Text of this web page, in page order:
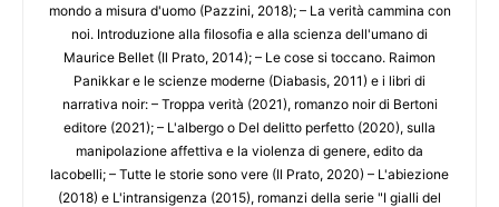
mondo a misura d'uomo (Pazzini, 2018); – La verità cammina con
noi. Introduzione alla filosofia e alla scienza dell'umano di
Maurice Bellet (Il Prato, 2014); – Le cose si toccano. Raimon
Panikkar e le scienze moderne (Diabasis, 2011) e i libri di
narrativa noir: – Troppa verità (2021), romanzo noir di Bertoni
editore (2021); – L'albergo o Del delitto perfetto (2020), sulla
manipolazione affettiva e la violenza di genere, edito da
Iacobelli; – Tutte le storie sono vere (Il Prato, 2020) – L'abiezione
(2018) e L'intransigenza (2015), romanzi della serie "I gialli del